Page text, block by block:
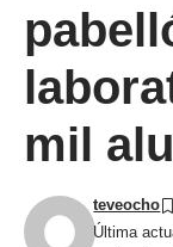
mil
Última
teveocho